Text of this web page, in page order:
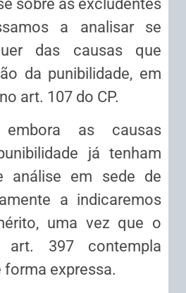
sobre as excludentes
a analisar se
das causas que
da punibilidade, em
art. 107 do CP.
as causas
já tenham
análise em sede de
a indicaremos
uma vez que o
397 contempla
forma expressa.